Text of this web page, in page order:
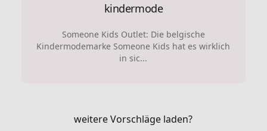
kindermode
Someone Kids Outlet: Die belgische
Kindermodemarke Someone Kids hat es wirklich
in sic...
weitere Vorschläge laden?